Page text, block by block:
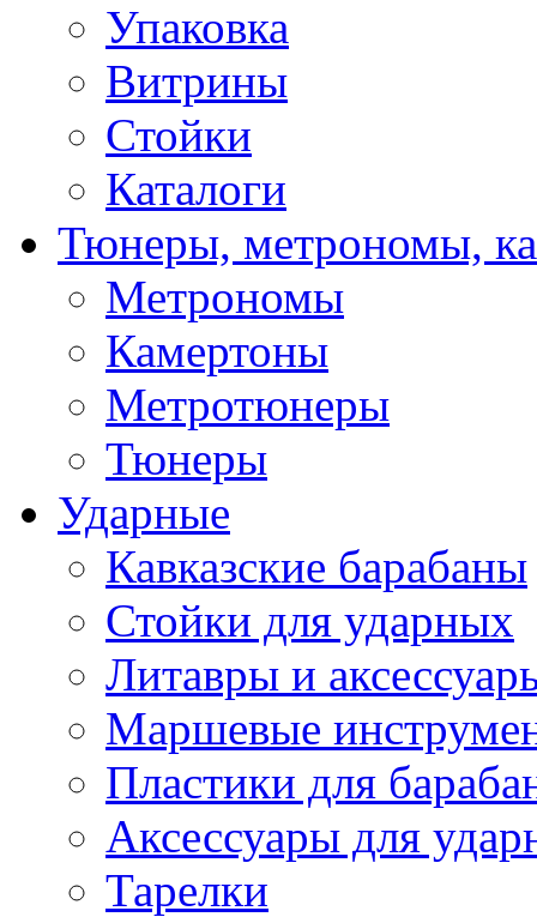
Упаковка
Витрины
Стойки
Каталоги
Тюнеры, метрономы,
Метрономы
Камертоны
Метротюнеры
Тюнеры
Ударные
Кавказские барабаны
Стойки для ударных
Литавры и
Маршевые
Пластики для
Аксессуары для
Тарелки